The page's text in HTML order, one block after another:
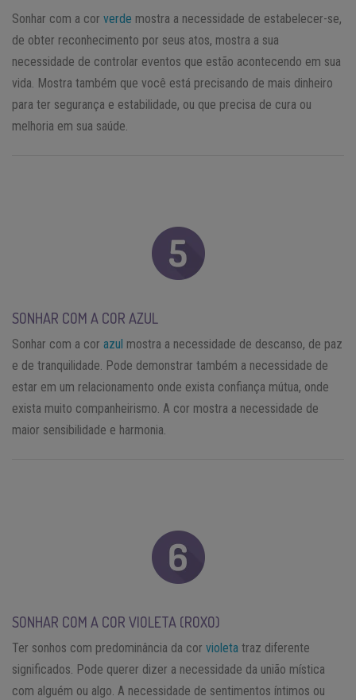
Sonhar com a cor verde mostra a necessidade de estabelecer-se,
de obter reconhecimento por seus atos, mostra a sua
necessidade de controlar eventos que estão acontecendo em sua
vida. Mostra também que você está precisando de mais dinheiro
para ter segurança e estabilidade, ou que precisa de cura ou
melhoria em sua saúde.
SONHAR COM A COR AZUL
Sonhar com a cor azul mostra a necessidade de descanso, de paz
e de tranquilidade. Pode demonstrar também a necessidade de
estar em um relacionamento onde exista confiança mútua, onde
exista muito companheirismo. A cor mostra a necessidade de
maior sensibilidade e harmonia.
SONHAR COM A COR VIOLETA (ROXO)
Ter sonhos com predominância da cor violeta traz diferente
significados. Pode querer dizer a necessidade da união mística
com alguém ou algo. A necessidade de sentimentos íntimos ou